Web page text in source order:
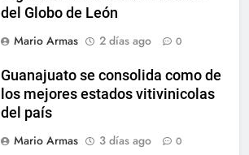
del Globo de León
Mario Armas
2 días ago 0
Guanajuato se consolida como de
los mejores estados vitivinicolas
del país
Mario Armas
3 días ago 0